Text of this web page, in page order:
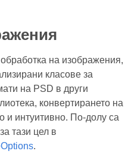
на изображения,
класове за
на PSD в други
конвертирането на
и интуитивно. По-долу са
тази цел в
.